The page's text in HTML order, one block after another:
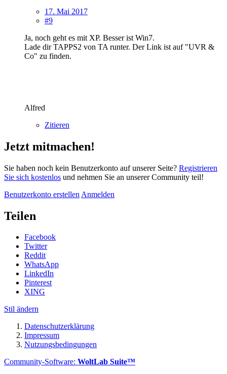
17. Mai 2017
#9
Ja, noch geht es mit XP. Besser ist Win7.
Lade dir TAPPS2 von TA runter. Der Link ist auf "UVR &
Co" zu finden.
Alfred
Zitieren
Jetzt mitmachen!
Sie haben noch kein Benutzerkonto auf unserer Seite? Registrieren
Sie sich kostenlos und nehmen Sie an unserer Community teil!
Benutzerkonto erstellen Anmelden
Teilen
Facebook
Twitter
Reddit
WhatsApp
LinkedIn
Pinterest
XING
Stil ändern
Datenschutzerklärung
Impressum
Nutzungsbedingungen
Community-Software: WoltLab Suite™